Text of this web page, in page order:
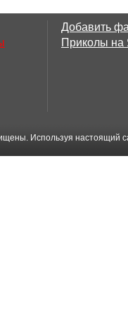
Добавить
Приколы
Используя настоящий